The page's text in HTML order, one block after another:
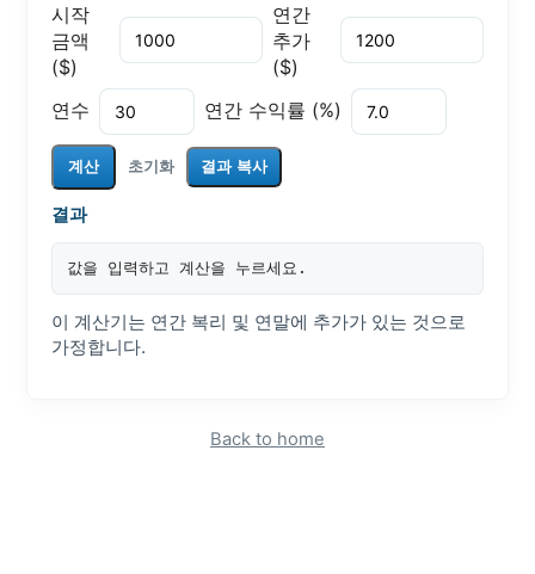
시작
금액
($)
연간
추가
($)
연수
연간 수익률 (%)
계산 초기화 결과 복사
결과
값을 입력하고 계산을 누르세요.
이 계산기는 연간 복리 및 연말에 추가가 있는 것으로
가정합니다.
Back to home